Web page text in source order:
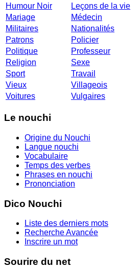
Humour Noir
Leçons de la vie
Mariage
Médecin
Militaires
Nationalités
Patrons
Policier
Politique
Professeur
Religion
Sexe
Sport
Travail
Vieux
Villageois
Voitures
Vulgaires
Le nouchi
Origine du Nouchi
Langue nouchi
Vocabulaire
Temps des verbes
Phrases en nouchi
Prononciation
Dico Nouchi
Liste des derniers mots
Recherche Avancée
Inscrire un mot
Sourire du net